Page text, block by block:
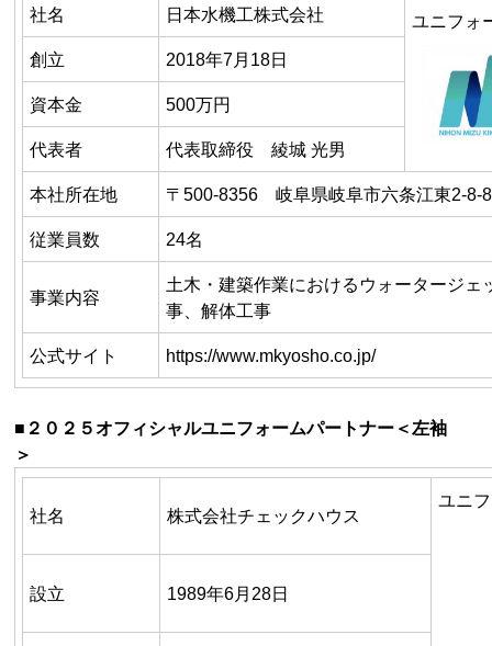
社名 日本水機工株式会社
ユニフォ
創立
2018年7月18日
資本金 500万円
代表者 代表取締役 綾城 光男
本社所在地 〒500-8356 岐阜県岐阜市六条江東2-8-
従業員数 24名
事業内容
土木・建築作業におけるウォータージ
事、解体工事
公式サイト https://www.mkyosho.co.jp/
■２０２５オフィシャルユニフォームパートナー＜左袖
＞
社名 株式会社チェックハウス
ユニ
設立 1989年6月28日